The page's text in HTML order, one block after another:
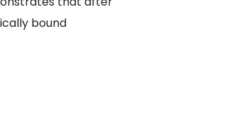
bound